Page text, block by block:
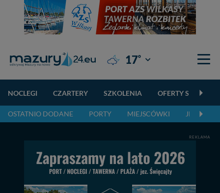
17° Giżycko
NOCLEGI CZARTERY SZKOLENIA OFERTY
OSTATNIO DODANE PORTY MIEJSCÓWKI JEZIORA,
REKLAMA